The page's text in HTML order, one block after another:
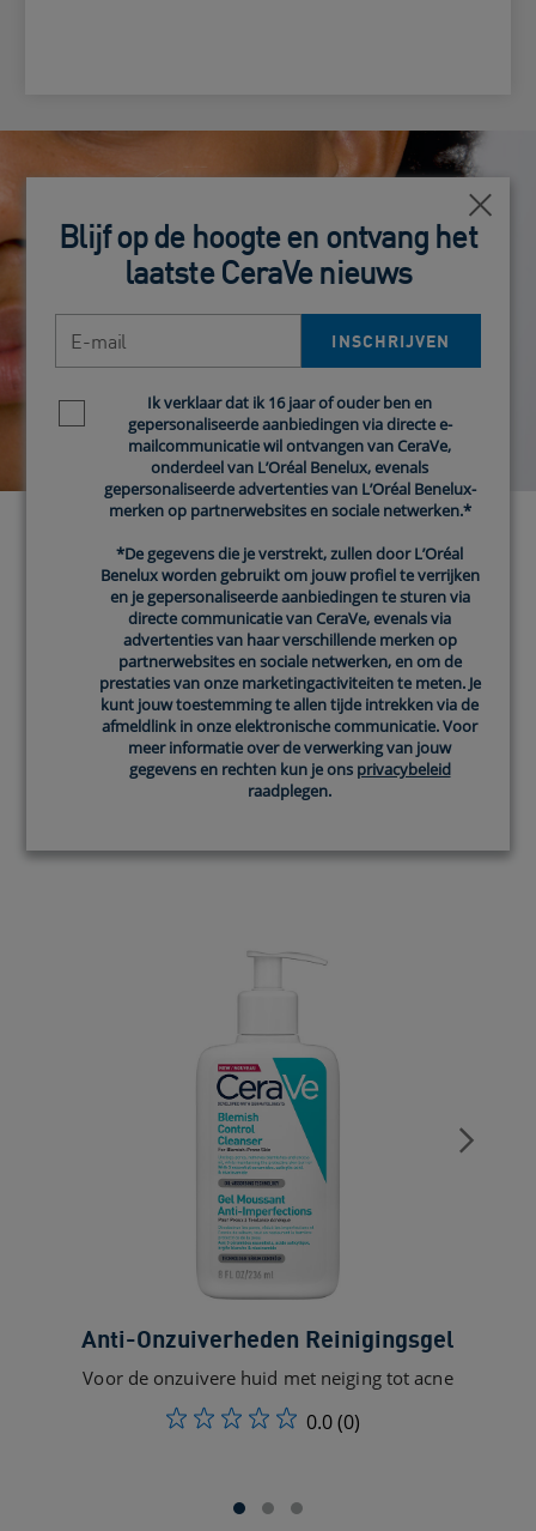
ONTDEK WELKE
CERAVE PRODUCTEN
DE BESTE ZIJN VOOR JOU
START NU
Anti-Onzuiverheden Reinigingsgel
Voor de onzuivere huid met neiging tot acne
0.0(0)
Blijf op de hoogte en ontvang het
laatste CeraVe nieuws
INSCHRIJVEN
Newsletter policyIk verklaar dat ik 16 jaar of ouder ben en
gepersonaliseerde aanbiedingen via directe e-
mailcommunicatie wil ontvangen van CeraVe,
onderdeel van L’Oréal Benelux, evenals
gepersonaliseerde advertenties van L’Oréal Benelux-
merken op partnerwebsites en sociale netwerken.*
*De gegevens die je verstrekt, zullen door L’Oréal
Benelux worden gebruikt om jouw profiel te verrijken
en je gepersonaliseerde aanbiedingen te sturen via
directe communicatie van CeraVe, evenals via
advertenties van haar verschillende merken op
partnerwebsites en sociale netwerken, en om de
prestaties van onze marketingactiviteiten te meten. Je
kunt jouw toestemming te allen tijde intrekken via de
afmeldlink in onze elektronische communicatie. Voor
meer informatie over de verwerking van jouw
gegevens en rechten kun je ons privacybeleid
raadplegen.
Blijf op de hoogte en ontvang het
laatste CeraVe nieuws
INSCHRIJVEN
Newsletter policyIk verklaar dat ik 16 jaar of ouder ben en
gepersonaliseerde aanbiedingen via directe e-
mailcommunicatie wil ontvangen van CeraVe,
onderdeel van L’Oréal Benelux, evenals
gepersonaliseerde advertenties van L’Oréal Benelux-
merken op partnerwebsites en sociale netwerken.*
*De gegevens die je verstrekt, zullen door L’Oréal
Benelux worden gebruikt om jouw profiel te verrijken
en je gepersonaliseerde aanbiedingen te sturen via
directe communicatie van CeraVe, evenals via
advertenties van haar verschillende merken op
partnerwebsites en sociale netwerken, en om de
prestaties van onze marketingactiviteiten te meten. Je
kunt jouw toestemming te allen tijde intrekken via de
afmeldlink in onze elektronische communicatie. Voor
meer informatie over de verwerking van jouw
gegevens en rechten kun je ons privacybeleid
raadplegen.